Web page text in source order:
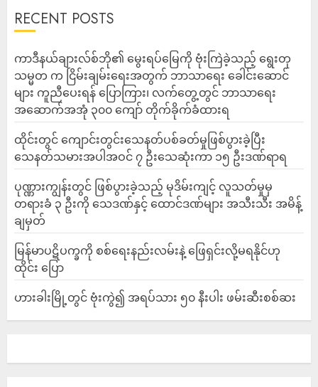
RECENT POSTS
ကာဒီနယ်ချားလ်စ်ဘို၏ မွေးရပ်မြေကို ဗုံးကြဲခဲ့သည့် ရွေးတု
သမ္မတ က ငြိမ်းချမ်းရေးအတွက် ဘာသာရေး ခေါင်းဆောင်
များ ကူညီပေးရန် ပြောကြား၊ လက်တွေ့တွင် ဘာသာရေး
အဆောက်အအုံ ၃၀၀ ကျော် တိုက်ခိုက်ခံထားရ
ထိုင်းတွင် ကျောင်းတွင်းသေနတ်ပစ်ခတ်မှုဖြစ်ပွားခဲ့ပြီး
သေနတ်သမားအပါအဝင် ၇ ဦးသေဆုံးကာ ၁၅ ဦးဒဏ်ရာရ
ပုဏ္ဏားကျွန်းတွင် ဖြစ်ပွားခဲ့သည့် မုဒိမ်းကျင့် လူသတ်မှုမှ
တရားခံ ၃ ဦးကို သေဒဏ်နှင့် ထောင်ဒဏ်များ အသီးသီး အမိန့်
ချမှတ်
မြန်မာပဋိပက္ခကို စစ်ရေးနည်းလမ်းနဲ့ ဖြေရှင်းလို့မရနိုင်ဟု
ထိုင်း ပြော
ဟားခါးမြို့တွင် ဗုံးကွဲ၍ အရပ်သား ၅၀ နီးပါး ဖမ်းဆီးစစ်ဆး